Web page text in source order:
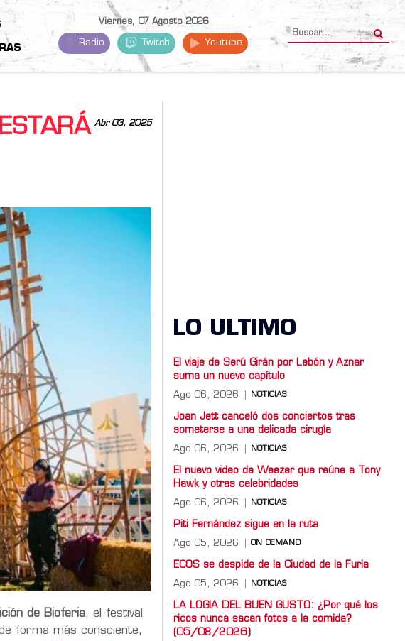
Viernes, 07 Agosto 2026
Radio Twitch Youtube
Abr 03, 2025
de Bioferia, el festival
forma más consciente,
LO ULTIMO
El viaje de Serú Girán por Lebón y Aznar
suma un nuevo capítulo
Ago 06, 2026 NOTICIAS
Joan Jett canceló dos conciertos tras
someterse a una delicada cirugía
Ago 06, 2026 NOTICIAS
El nuevo video de Weezer que reúne a Tony
Hawk y otras celebridades
Ago 06, 2026 NOTICIAS
Piti Fernández sigue en la ruta
Ago 05, 2026 ON DEMAND
ECOS se despide de la Ciudad de la Furia
Ago 05, 2026 NOTICIAS
LA LOGIA DEL BUEN GUSTO: ¿Por qué los
ricos nunca sacan fotos a la comida?
(05/08/2026)